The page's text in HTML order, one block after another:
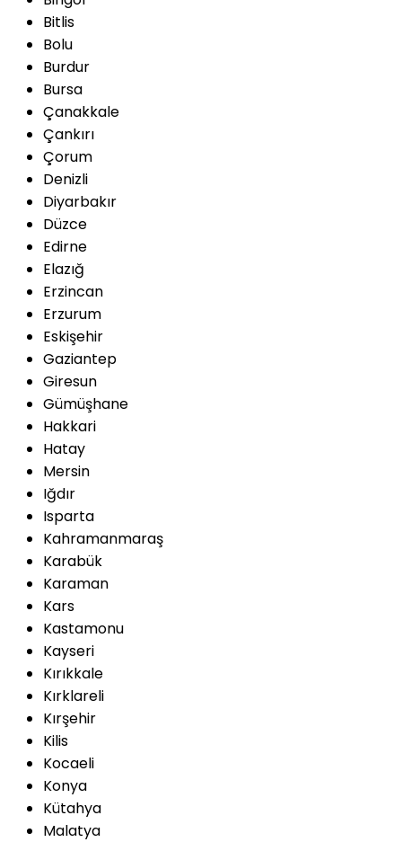
Bitlis
Bolu
Burdur
Bursa
Çanakkale
Çankırı
Çorum
Denizli
Diyarbakır
Düzce
Edirne
Elazığ
Erzincan
Erzurum
Eskişehir
Gaziantep
Giresun
Gümüşhane
Hakkari
Hatay
Mersin
Iğdır
Isparta
Kahramanmaraş
Karabük
Karaman
Kars
Kastamonu
Kayseri
Kırıkkale
Kırklareli
Kırşehir
Kilis
Kocaeli
Konya
Kütahya
Malatya